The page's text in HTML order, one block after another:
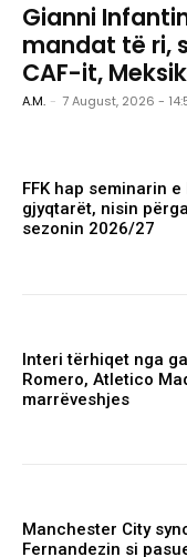
Gianni
mandat të ri,
CAF-it,
A.M. - 7 August, 2026 -
FFK hap seminarin e
gjyqtarët, nisin
sezonin 2026/27
Interi tërhiqet nga
Romero, Atletico
marrëveshjes
Manchester City
Fernandezin si